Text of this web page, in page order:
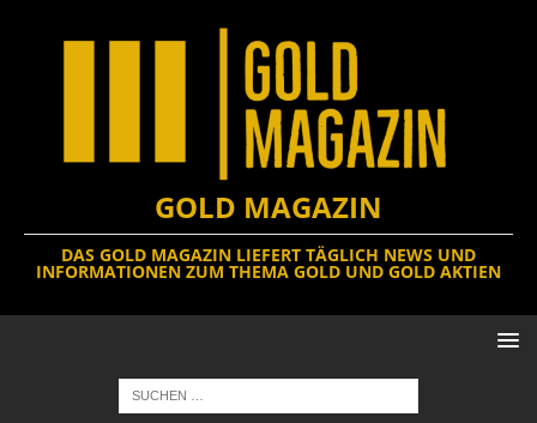
GOLD MAGAZIN
DAS GOLD MAGAZIN LIEFERT TÄGLICH NEWS UND
INFORMATIONEN ZUM THEMA GOLD UND GOLD AKTIEN